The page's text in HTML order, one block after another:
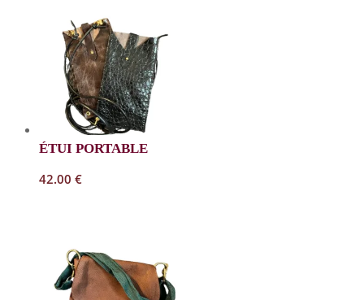
ÉTUI PORTABLE
42.00 €